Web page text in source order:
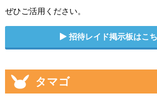
ぜひご活用ください。
招待レイド掲示板はこ
タマゴ